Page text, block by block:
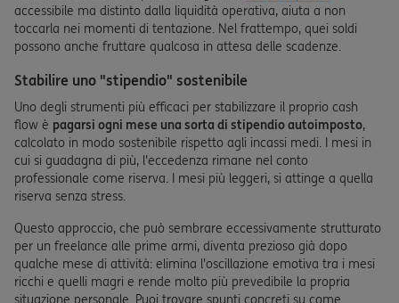
accessibile ma distinto dalla liquidità operativa, aiuta a non
toccarla nei momenti di tentazione. Nel frattempo, quei soldi
possono anche fruttare qualcosa in attesa delle scadenze.
Stabilire uno "stipendio" sostenibile
Uno degli strumenti più efficaci per stabilizzare il proprio cash
flow è pagarsi ogni mese una sorta di stipendio autoimposto,
calcolato in modo sostenibile rispetto agli incassi medi. I mesi in
cui si guadagna di più, l'eccedenza rimane nel conto
professionale come riserva. I mesi più leggeri, si attinge a quella
riserva senza stress.
Questo approccio, che può sembrare eccessivamente strutturato
per un freelance alle prime armi, diventa prezioso già dopo
qualche mese di attività: elimina l'oscillazione emotiva tra i mesi
ricchi e quelli magri e rende molto più prevedibile la propria
situazione personale. Puoi trovare spunti concreti su come